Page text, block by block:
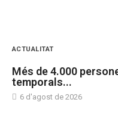
ACTUALITAT
Més de 4.000
temporals...
6 d'agost de 2026